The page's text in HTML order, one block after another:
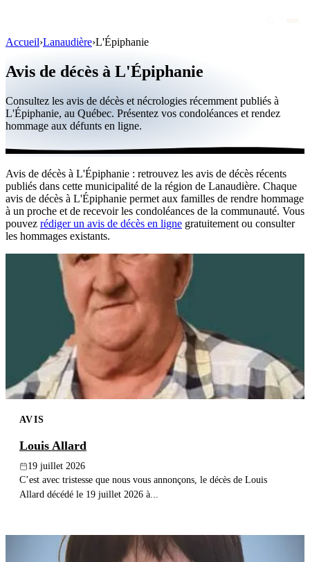
Personnalités publiques
Québec
Canada
International
Par région
Par ville
Maisons funéraires
Publier un avis
Recherche
Accueil›Lanaudière›L'Épiphanie
Avis de décès à L'Épiphanie
Consultez les avis de décès et nécrologies récemment publiés à
L'Épiphanie, au Québec. Présentez vos condoléances et rendez
hommage aux défunts en ligne.
Avis de décès à L'Épiphanie : retrouvez les avis de décès récents
publiés dans cette municipalité de la région de Lanaudière. Chaque
avis de décès à L'Épiphanie permet aux familles de rendre hommage
à un proche et de recevoir les condoléances de la communauté. Vous
pouvez rédiger un avis de décès en ligne gratuitement ou consulter
les hommages existants.
AVIS
Louis Allard
19 juillet 2026
C’est avec tristesse que nous vous annonçons, le décès de Louis
Allard décédé le 19 juillet 2026 à...